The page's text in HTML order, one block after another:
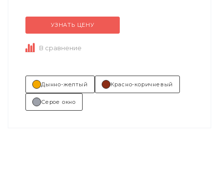
химическому воздействию.
УЗНАТЬ ЦЕНУ
В сравнение
Дынно-желтый Красно-коричневый
Серое окно